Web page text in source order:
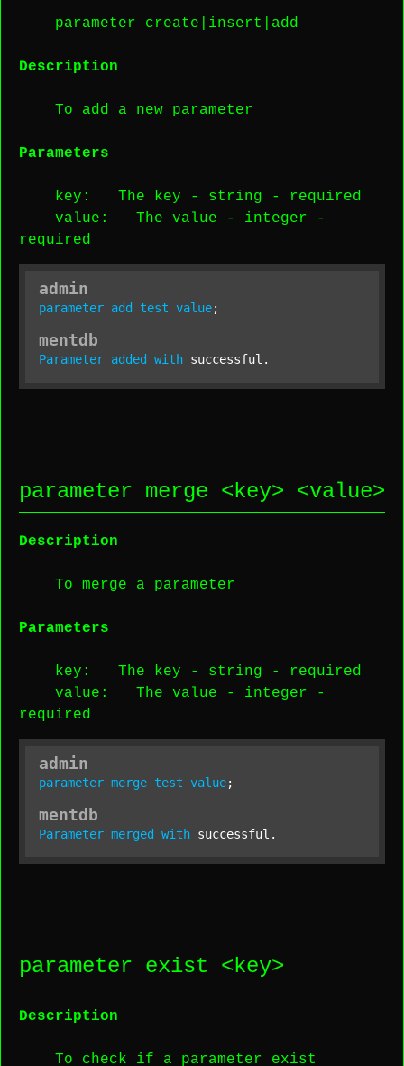
parameter create|insert|add
Description
To add a new parameter
Parameters
key : The key - string -
required
value : The value - integer -
required
admin
parameter add test value;
mentdb
Parameter added with successful.
parameter merge <key> <value>
Description
To merge a parameter
Parameters
key : The key - string -
required
value : The value - integer -
required
admin
parameter merge test value;
mentdb
Parameter merged with successful.
parameter exist <key>
Description
To check if a parameter exist